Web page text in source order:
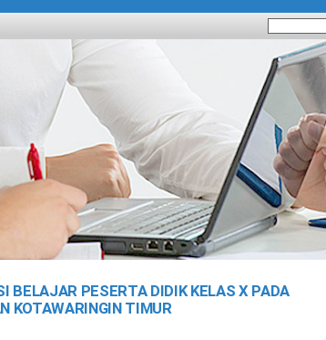
BELAJAR PESERTA DIDIK KELAS X PADA
KOTAWARINGIN TIMUR